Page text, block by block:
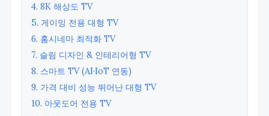
4. 8K 해상도 TV
5. 게이밍 전용 대형 TV
6. 홈시네마 최적화 TV
7. 슬림 디자인 & 인테리어형 TV
8. 스마트 TV (AI·IoT 연동)
9. 가격 대비 성능 뛰어난 대형 TV
10. 아웃도어 전용 TV